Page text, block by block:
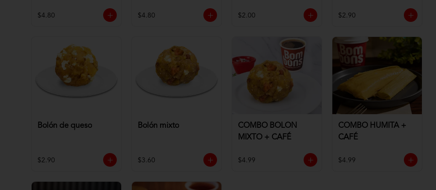
$4.80 $4.80 $2.00 $2.90
Bolón de queso
$2.90
Bolón mixto
$3.60
COMBO BOLON
MIXTO + CAFÉ
$4.99
COMBO HUMITA +
CAFÉ
$4.99